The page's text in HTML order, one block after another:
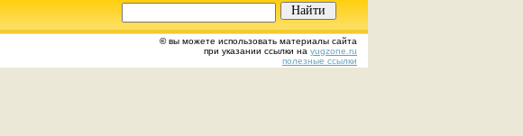
©вы можете использовать материалы сайта
при указании ссылки на yugzone.ru
полезные ссылки